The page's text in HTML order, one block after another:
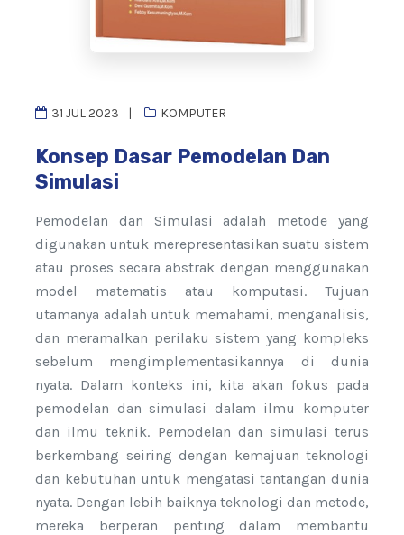
31 JUL 2023 KOMPUTER
Konsep Dasar Pemodelan Dan
Simulasi
Pemodelan dan Simulasi adalah metode yang
digunakan untuk merepresentasikan suatu sistem
atau proses secara abstrak dengan menggunakan
model matematis atau komputasi. Tujuan
utamanya adalah untuk memahami, menganalisis,
dan meramalkan perilaku sistem yang kompleks
sebelum mengimplementasikannya di dunia
nyata. Dalam konteks ini, kita akan fokus pada
pemodelan dan simulasi dalam ilmu komputer
dan ilmu teknik. Pemodelan dan simulasi terus
berkembang seiring dengan kemajuan teknologi
dan kebutuhan untuk mengatasi tantangan dunia
nyata. Dengan lebih baiknya teknologi dan metode,
mereka berperan penting dalam membantu